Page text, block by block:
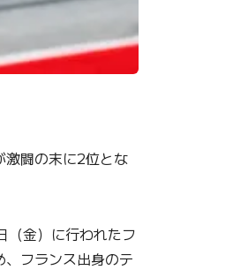
闘の末に2位とな
金）に行われたフ
フランス出身のテ